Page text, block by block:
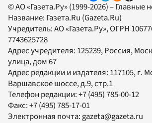
© АО «Газета.Ру» (1999-2026) – Главные
Название: Газета.Ru (Gazeta.Ru)
Учредитель:АО «Газета.Ру», ОГРН
7743625728
Адрес учредителя: 125239, Россия,
улица, дом 67
Адрес редакции и издателя: 117105, г.
Варшавское шоссе, д.9, стр.1
Телефон редакции:+7 (495) 785-00-12
Факс:+7 (495) 785-17-01
Электронная почта: gazeta@gazeta.ru